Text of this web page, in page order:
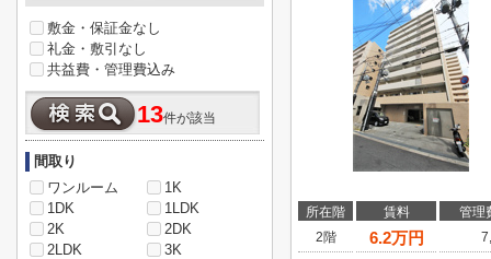
所在階 賃料
管理
2階
6.2万円
敷金・保証金なし
礼金・敷引なし
共益費・管理費込み
13件が該当
間取り
ワンルーム
1K
1DK
1LDK
2K
2DK
2LDK
3K